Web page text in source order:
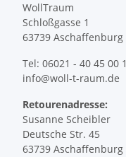
WollTraum
Schloßgasse 1
63739 Aschaffenburg
Tel: 06021 - 40 45 00 1
info@woll-t-raum.de
Retourenadresse:
Susanne Scheibler
Deutsche Str. 45
63739 Aschaffenburg